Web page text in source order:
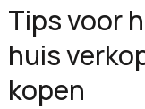
Tips voor
huis
kopen